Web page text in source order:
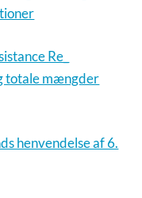
Re_
totale mængder
henvendelse af 6.